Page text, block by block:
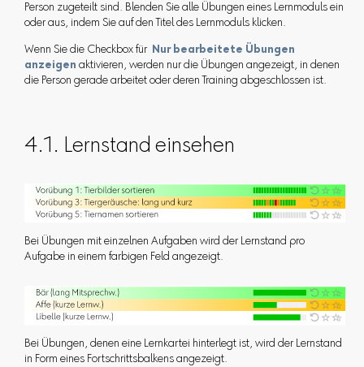
Person zugeteilt sind. Blenden Sie alle Übungen eines Lernmoduls ein
oder aus, indem Sie auf den Titel des Lernmoduls klicken.
Wenn Sie die Checkbox für Nur bearbeitete Übungen
anzeigen aktivieren, werden nur die Übungen angezeigt, in denen
die Person gerade arbeitet oder deren Training abgeschlossen ist.
4.1. Lernstand einsehen
Bei Übungen mit einzelnen Aufgaben wird der Lernstand pro
Aufgabe in einem farbigen Feld angezeigt.
Bei Übungen, denen eine Lernkartei hinterlegt ist, wird der Lernstand
in Form eines Fortschrittsbalkens angezeigt.